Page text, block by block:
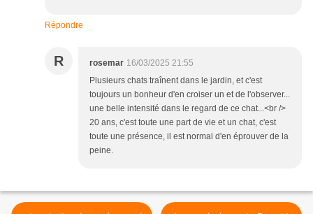
Répondre
R rosemar 16/03/2025 21:55
Plusieurs chats traînent dans le jardin, et c'est
toujours un bonheur d'en croiser un et de l'observer...
une belle intensité dans le regard de ce chat...<br />
20 ans, c'est toute une part de vie et un chat, c'est
toute une présence, il est normal d'en éprouver de la
peine.